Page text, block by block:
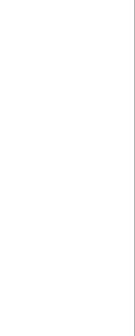
que celles de
santé qui